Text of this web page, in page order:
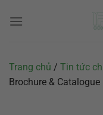
đến
Trang chủ / Tin tức
Brochure & Catalogue